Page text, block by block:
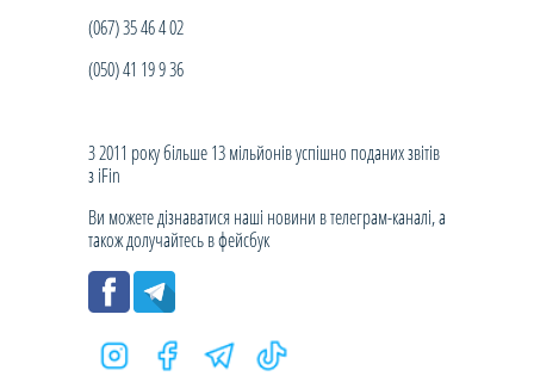
(067) 35 46 4 02
(050) 41 19 9 36
З 2011 року більше 13 мільйонів успішно поданих звітів
з iFin
Ви можете дізнаватися наші новини в телеграм-каналі, а
також долучайтесь в фейсбук